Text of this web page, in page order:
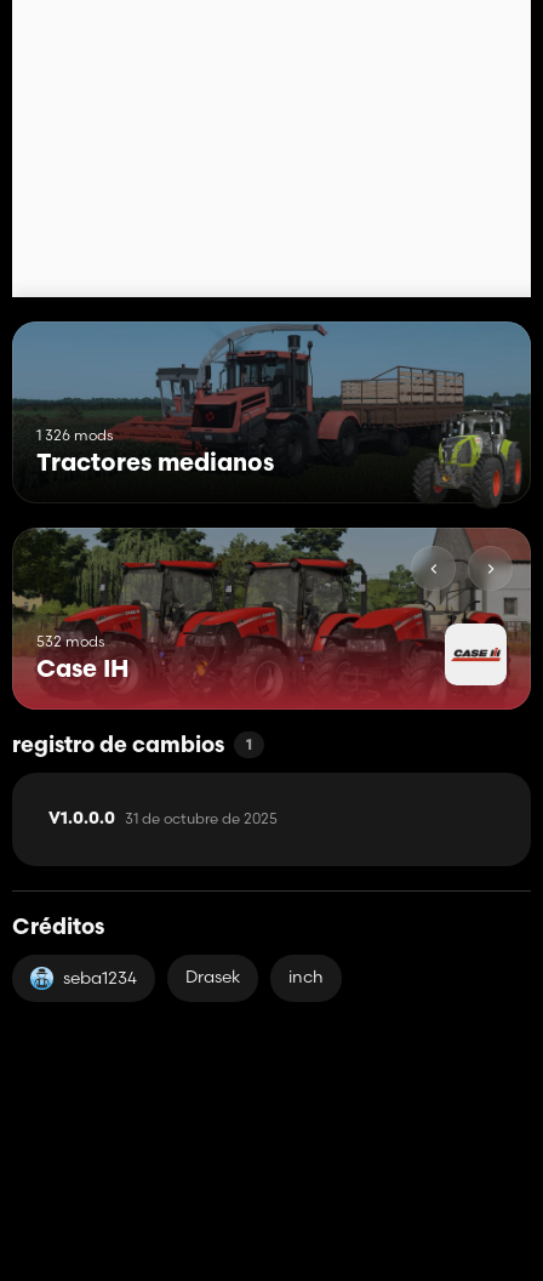
1 326 mods
Tractores medianos
532 mods
Case IH
registro de cambios 1
V1.0.0.0 31 de octubre de 2025
Créditos
seba1234 Drasek inch